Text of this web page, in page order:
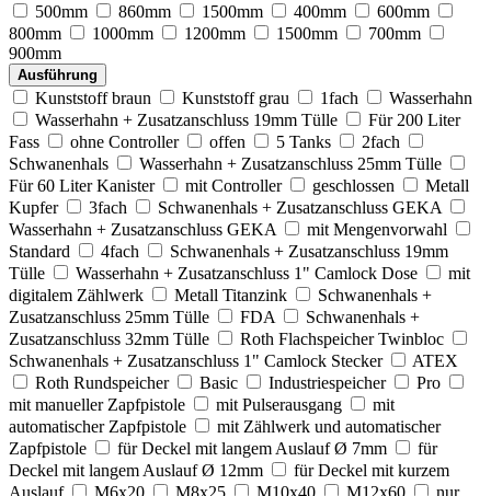
500mm
860mm 1500mm 400mm
600mm
800mm
1000mm 1200mm 1500mm
700mm
900mm
Ausführung
Kunststoff braun Kunststoff grau 1fach
Wasserhahn
Wasserhahn + Zusatzanschluss 19mm Tülle
Für 200 Liter
Fass
ohne Controller offen 5 Tanks
2fach
Schwanenhals
Wasserhahn + Zusatzanschluss 25mm Tülle
Für 60 Liter Kanister
mit Controller geschlossen
Metall
Kupfer
3fach
Schwanenhals + Zusatzanschluss GEKA
Wasserhahn + Zusatzanschluss GEKA
mit Mengenvorwahl
Standard
4fach
Schwanenhals + Zusatzanschluss 19mm
Tülle
Wasserhahn + Zusatzanschluss 1" Camlock Dose
mit
digitalem Zählwerk
Metall Titanzink
Schwanenhals +
Zusatzanschluss 25mm Tülle
FDA
Schwanenhals +
Zusatzanschluss 32mm Tülle
Roth Flachspeicher Twinbloc
Schwanenhals + Zusatzanschluss 1" Camlock Stecker
ATEX
Roth Rundspeicher
Basic Industriespeicher
Pro
mit manueller Zapfpistole
mit Pulserausgang
mit
automatischer Zapfpistole
mit Zählwerk und automatischer
Zapfpistole
für Deckel mit langem Auslauf Ø 7mm
für
Deckel mit langem Auslauf Ø 12mm
für Deckel mit kurzem
Auslauf
M6x20 M8x25 M10x40 M12x60 nur